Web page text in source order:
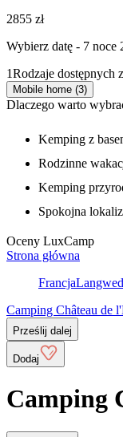
2855 zł
Wybierz datę - 7 noce
1Rodzaje dostępnych
Mobile home (3)
Dlaczego warto
Kemping z
Rodzinne
Kemping
Spokojna
Oceny LuxCamp
Strona główna
Francja
Camping Château de
Prześlij dalej
Dodaj
Camping